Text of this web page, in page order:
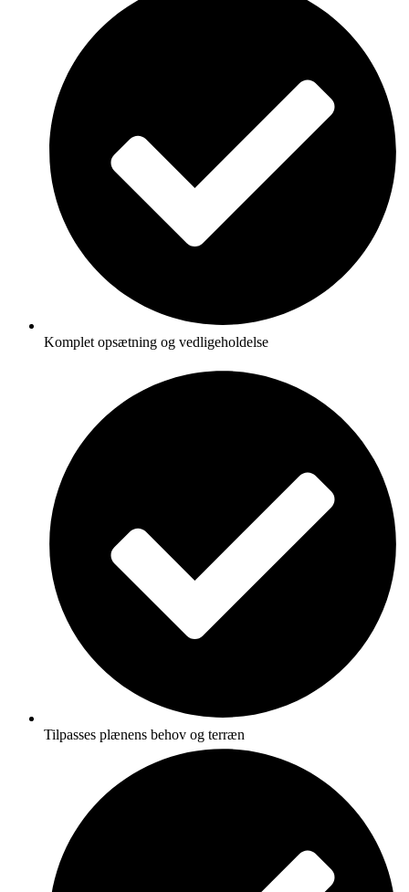
Komplet opsætning og vedligeholdelse
Tilpasses plænens behov og terræn